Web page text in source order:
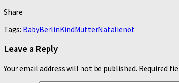
Share
Tags: BabyBerlinKindMutterNatalienot
Leave a Reply
Your email address will not be published. Required